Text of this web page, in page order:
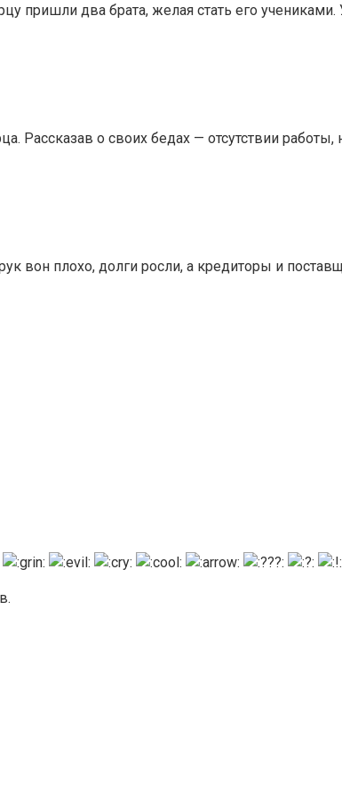
пришли два брата, желая стать его учениками.
о своих бедах — отсутствии работы,
вон плохо, долги росли, а кредиторы и